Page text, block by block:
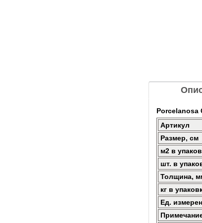
Porcelanosa
Артикул
Размер, см
м2 в
шт. в
Толщина,
кг в
Ед.